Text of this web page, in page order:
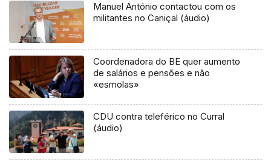
Manuel António contactou com os
militantes no Caniçal (áudio)
Coordenadora do BE quer aumento
de salários e pensões e não
«esmolas»
CDU contra teleférico no Curral
(áudio)